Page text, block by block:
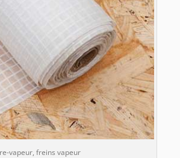
vapeur, freins vapeur